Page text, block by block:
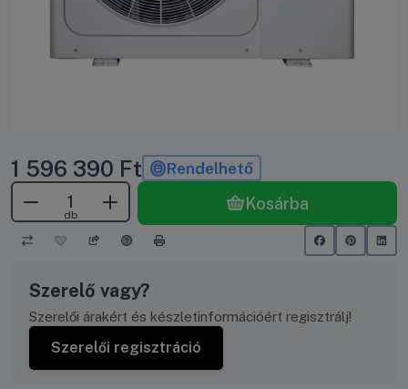
1 596 390 Ft Rendelhető
db
Kosárba
Szerelő vagy?
Szerelői árakért és készletinformációért regisztrálj!
Szerelői regisztráció